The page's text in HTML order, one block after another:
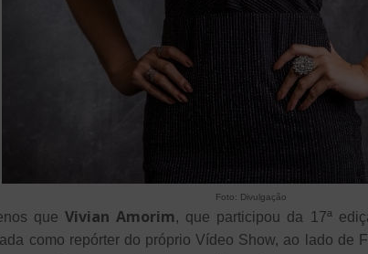
Foto: Divulgação
queVivian Amorim, que participou da 17ª
como repórter do próprio Vídeo Show, ao lado de